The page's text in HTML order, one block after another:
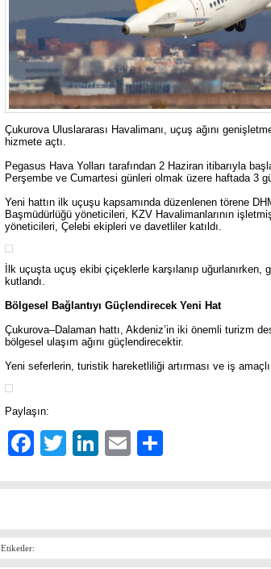
Çukurova Uluslararası Havalimanı, uçuş ağını
hizmete açtı.
Pegasus Hava Yolları tarafından 2 Haziran itibarıyla
Perşembe ve Cumartesi günleri olmak üzere haftada 3
Yeni hattın ilk uçuşu kapsamında düzenlenen törene
Başmüdürlüğü yöneticileri, KZV Havalimanlarının
yöneticileri, Çelebi ekipleri ve davetliler katıldı.
İlk uçuşta uçuş ekibi çiçeklerle karşılanıp uğurlanırken,
kutlandı.
Bölgesel Bağlantıyı Güçlendirecek Yeni Hat
Çukurova–Dalaman hattı, Akdeniz’in iki önemli turizm
bölgesel ulaşım ağını güçlendirecektir.
Yeni seferlerin, turistik hareketliliği artırması ve iş
Paylaşın:
Facebook
TwitterLinkedIn
Email
Etiketler: